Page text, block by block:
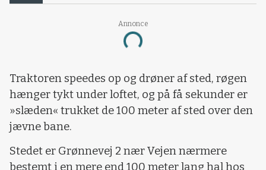
Annonce
Loading...
Traktoren speedes op og drøner af sted, røgen
hænger tykt under loftet, og på få sekunder er
»slæden« trukket de 100 meter af sted over den
jævne bane.
Stedet er Grønnevej 2 nær Vejen nærmere
bestemt i en mere end 100 meter lang hal hos